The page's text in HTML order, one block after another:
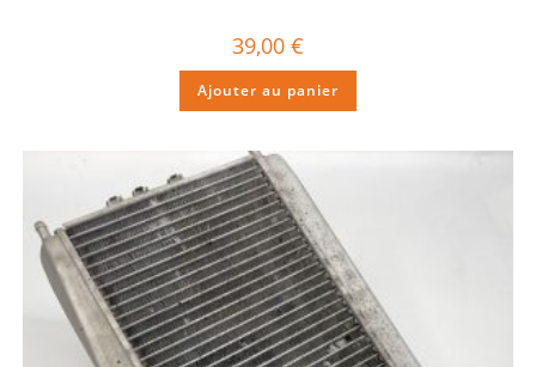
39,00 €
Ajouter au panier